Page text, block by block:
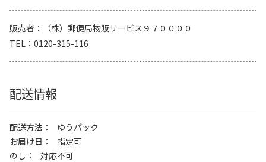
販売者
（株）郵便局物販サービス９７００００
TEL
0120-315-116
配送情報
配送方法
ゆうパック
お届け日
指定可
のし
対応不可